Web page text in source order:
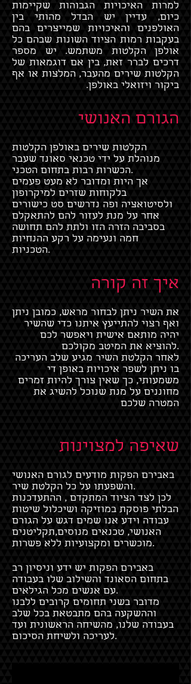
למרות האיכויות הגבוהות שקיימות
כיום, עדיין יש הבדל מהותי בין
האולפנים והאיכויות שמייצרים בהם
בעקבות רמות הציוד השונות שבהם כל
אולפן הקלטות משתמש. יש מספר
דרכים לברר זאת, בין אם דוגמאות של
הקלטות שירים מהעבר, המלצות או אף
ביקור ויזואלי באולפן.
הגורם האנושי
הקלטות שירים באולפן הקלטות
מנוהלת על ידי טכנאי סאונד שעבר
הכשרות רבות בתחום הטכני.
אך היות ומדובר לא מעט פעמים
בלקוחות שזרים למיקרופון
ולסיטואציה ופה נדרשים סט כישורים
אחר על מנת לעזור להם להתאקלם
בסביבה הזרה הזו ולתת להם תחושה
חמה ונעימה על רקע ההנחיות
הטכניות.
איך זה קורה
את השיר ניתן לבחור מראש, כמובן ניתן
ואף רצוי להתייעץ איתנו כדי שהשיר
יהיה מותאם אישית ויאפשר לכם
להוציא את המיטב מקולכם.
לאחר הקלטת השיר מגיע שלב העריכה
בו ניתן לשפר איכויות באופן די
משמעותי, כך שאין צורך להיות זמרים
מחוננים על מנת שנוכל להשיג את
המטרה שלכם
שאיפה למצוינות
באבירם הפקות מודעים לגורם האנושי
והשפעתו על כל הקלטת שיר.
לכן לצד הציוד המתקדם , ההתעדכנות
הבלתי פוסקת במוזיקה ושיכלול שיטות
עבודה וידע אנו שמים דגש על הגורם
האנושי, טכנאים מנוסים,תקליטנים
מוכשרים ומקצועיות ללא פשרות.
באבירם הפקות יש ידע וניסיון רב
בתחום הסאונד והשילוב שלו בעבודה
עם אנשים מכל הגילאים.
מדובר בשני תחומים קרובים ללבנו
וההשקעה בהם מתבטאת בכל שלב
בעבודה שלנו, מהשיחה הראשונית ועד
לעריכה ולשיחת הסיכום.